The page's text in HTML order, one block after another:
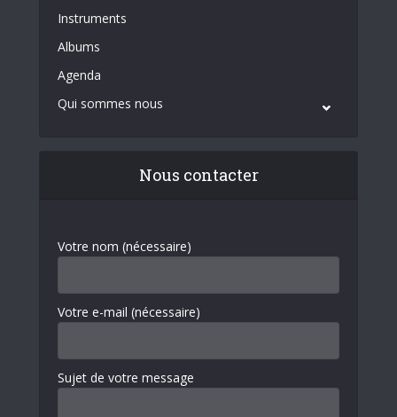
Instruments
Albums
Agenda
Qui sommes nous
Nous contacter
Votre nom (nécessaire)
Votre e-mail (nécessaire)
Sujet de votre message